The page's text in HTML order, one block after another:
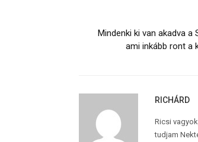
Mindenki ki van akadva a
ami inkább ront a
RICHÁRD
Ricsi
tudjam